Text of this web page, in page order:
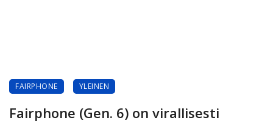
FAIRPHONE YLEINEN
Fairphone (Gen. 6) on virallisesti